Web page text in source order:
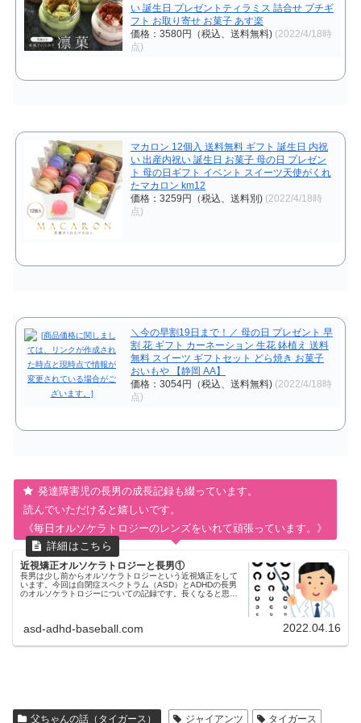
い 誕生日 プレゼントティラミス 詰合せ プチギ
フト お取り寄せ お菓子 あす楽
価格：3580円（税込、送料無料) (2022/4/18時
点)
マカロン 12個入 送料無料 ギフト 誕生日 内祝
い 出産内祝い 誕生日 お菓子 母の日 プレゼン
ト 母の日ギフト イベント スイーツ天使がくれ
たマカロン km12
価格：3259円（税込、送料別) (2022/4/18時
点)
＼今の早割19日まで！／ 母の日 プレゼント 早
割 花 ギフト カーネーション 生花 鉢植え 送料
無料 スイーツ ギフトセット どら焼き お菓子
おいもや 【静岡 AA】
価格：3054円（税込、送料無料) (2022/4/18時
点)
発達障害児の長男の成長記録も綴っています。
読んでいただけると嬉しいです。
《毎日オルソケラトロジーのレンズをいれて頑張っています。》
近視矯正オルソケラトロジーと長男①
長男は少し前からオルソケラトロジーという近視矯正をして
います。今回は自閉症スペクトラム（ASD）とADHDの長男
のオルソケラトロジーについての記録です。長くなると思う
asd-adhd-baseball.com 2022.04.16
父ちゃんの話（タイガース） ジャイアンツ タイガース